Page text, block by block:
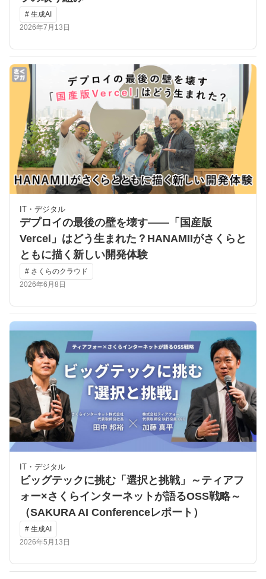
# 生成AI
2026年7月13日
IT・デジタル
デプロイの最後の壁を壊す――「国産版
Vercel」はどう生まれた？HANAMIIがさくらと
ともに描く新しい開発体験
# さくらのクラウド
2026年6月8日
IT・デジタル
ビッグテックに挑む「選択と挑戦」～ティアフ
ォー×さくらインターネットが語るOSS戦略～
（SAKURA AI Conferenceレポート）
# 生成AI
2026年5月13日